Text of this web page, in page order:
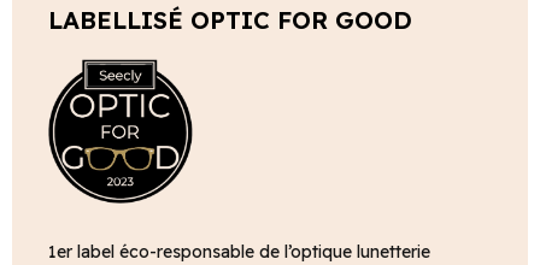
LABELLISÉ OPTIC FOR GOOD
1er label éco-responsable de l’optique lunetterie